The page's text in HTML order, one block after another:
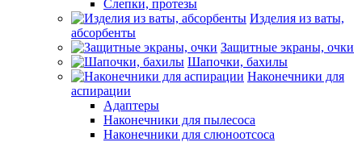
Слепки, протезы
Изделия из ваты,
абсорбенты
Защитные экраны, очки
Шапочки, бахилы
Наконечники для
аспирации
Адаптеры
Наконечники для пылесоса
Наконечники для слюноотсоса